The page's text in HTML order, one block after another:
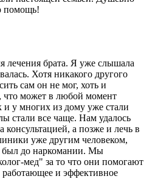
помощь!
лечения брата. Я уже слышала
Хотя никакого другого
сам он не мог, хоть и
что может в любой момент
и у многих из дому уже стали
стали все чаще. Нам удалось
консультацией, а позже и лечь в
уже другим человеком,
был до наркомании. Мы
мед" за то что они помогают
и эффективное